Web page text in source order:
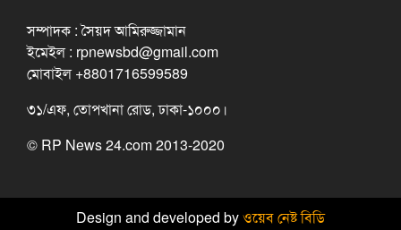
সম্পাদক : সৈয়দ আমিরুজ্জামান
ইমেইল : rpnewsbd@gmail.com
মোবাইল +8801716599589
৩১/এফ, তোপখানা রোড, ঢাকা-১০০০।
© RP News 24.com 2013-2020
Design and developed byওয়েব নেষ্ট বিডি